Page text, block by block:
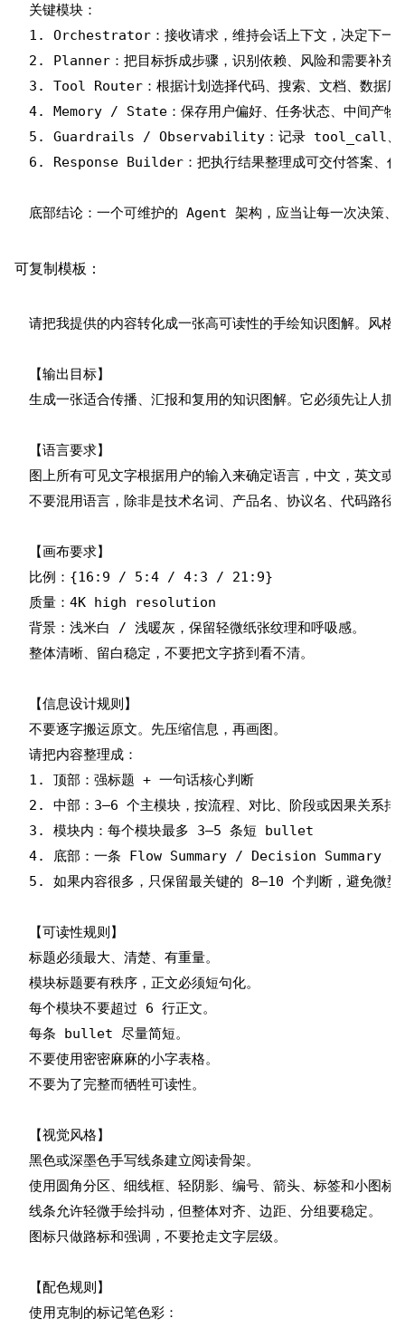
关键模块：
1. Orchestrator：接收请求，维持会话上下文，决定下一
2. Planner：把目标拆成步骤，识别依赖、风险和需要补充
3. Tool Router：根据计划选择代码、搜索、文档、数据库
4. Memory / State：保存用户偏好、任务状态、中间产物
5. Guardrails / Observability：记录 tool_call、错误
6. Response Builder：把执行结果整理成可交付答案、代
可复制模板：
请把我提供的内容转化成一张高可读性的手绘知识图解。风
【输出目标】
生成一张适合传播、汇报和复用的知识图解。它必须先让人
【语言要求】
图上所有可见文字根据用户的输入来确定语言，中文，英文或
不要混用语言，除非是技术名词、产品名、协议名、代码路径
【画布要求】
比例：{16:9 / 5:4 / 4:3 / 21:9}
质量：4K high resolution
背景：浅米白 / 浅暖灰，保留轻微纸张纹理和呼吸感。
整体清晰、留白稳定，不要把文字挤到看不清。
【信息设计规则】
不要逐字搬运原文。先压缩信息，再画图。
请把内容整理成：
1. 顶部：强标题 + 一句话核心判断
2. 中部：3–6 个主模块，按流程、对比、阶段或因果关系排
3. 模块内：每个模块最多 3–5 条短 bullet
4. 底部：一条 Flow Summary / Decision Summary
5. 如果内容很多，只保留最关键的 8–10 个判断，避免微型
【可读性规则】
标题必须最大、清楚、有重量。
模块标题要有秩序，正文必须短句化。
每个模块不要超过 6 行正文。
每条 bullet 尽量简短。
不要使用密密麻麻的小字表格。
不要为了完整而牺牲可读性。
【视觉风格】
黑色或深墨色手写线条建立阅读骨架。
使用圆角分区、细线框、轻阴影、编号、箭头、标签和小图标
线条允许轻微手绘抖动，但整体对齐、边距、分组要稳定。
图标只做路标和强调，不要抢走文字层级。
【配色规则】
使用克制的标记笔色彩：